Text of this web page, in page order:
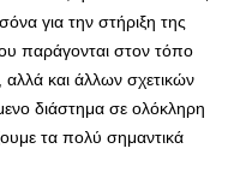
για την στήριξη της
παράγονται στον τόπο
και άλλων σχετικών
διάστημα σε ολόκληρη
τα πολύ σημαντικά